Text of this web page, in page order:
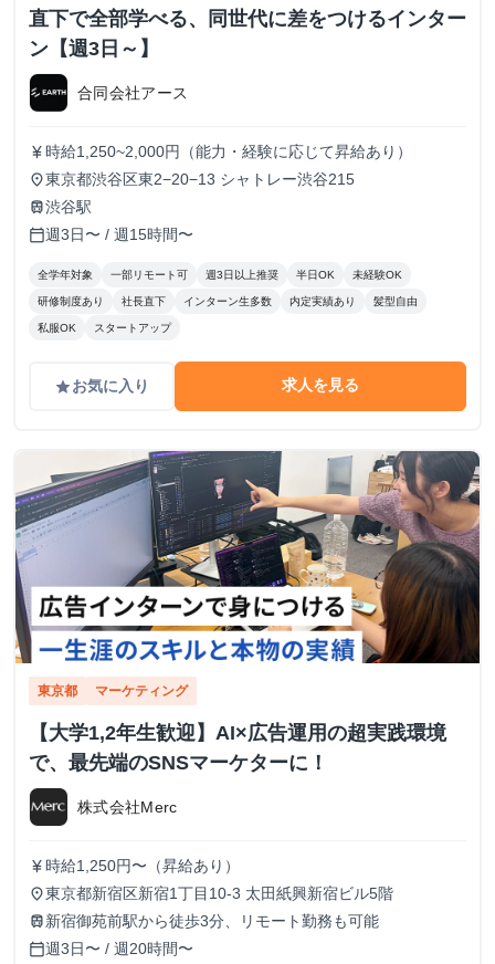
直下で全部学べる、同世代に差をつけるインター
ン【週3日～】
合同会社アース
currency_yen 時給1,250~2,000円（能力・経験に応じて昇給あり）
place東京都渋谷区東2−20−13 シャトレー渋谷215
train渋谷駅
calendar_today週3日〜 / 週15時間〜
全学年対象 一部リモート可 週3日以上推奨 半日OK 未経験OK
研修制度あり 社長直下 インターン生多数 内定実績あり 髪型自由
私服OK スタートアップ
gradeお気に入り 求人を見る
東京都 マーケティング
【大学1,2年生歓迎】AI×広告運用の超実践環境
で、最先端のSNSマーケターに！
株式会社Merc
currency_yen 時給1,250円〜（昇給あり）
place東京都新宿区新宿1丁目10-3 太田紙興新宿ビル5階
train 新宿御苑前駅から徒歩3分、リモート勤務も可能
calendar_today週3日〜 / 週20時間〜